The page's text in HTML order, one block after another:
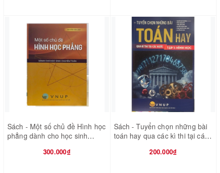
Sách - Một số chủ đề Hình học
phẳng dành cho học sinh
300.000₫
Sách - Tuyển chọn những bài
toán hay qua các kì thi tại các
200.000₫